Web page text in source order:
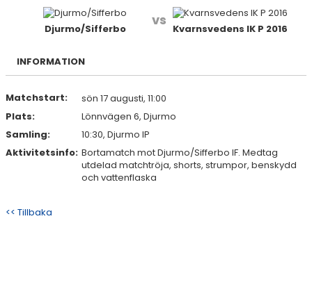
BILDGALLERI
DOKUMENT
Djurmo/Sifferbo
vs
Kvarnsvedens IK P 2016
INFORMATION
Matchstart:
sön 17 augusti, 11:00
Plats:
Lönnvägen 6, Djurmo
Samling:
10:30, Djurmo IP
Aktivitetsinfo: Bortamatch mot Djurmo/Sifferbo IF. Medtag
utdelad matchtröja, shorts, strumpor, benskydd
och vattenflaska
<< Tillbaka